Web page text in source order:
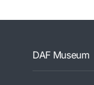
DAF Museum